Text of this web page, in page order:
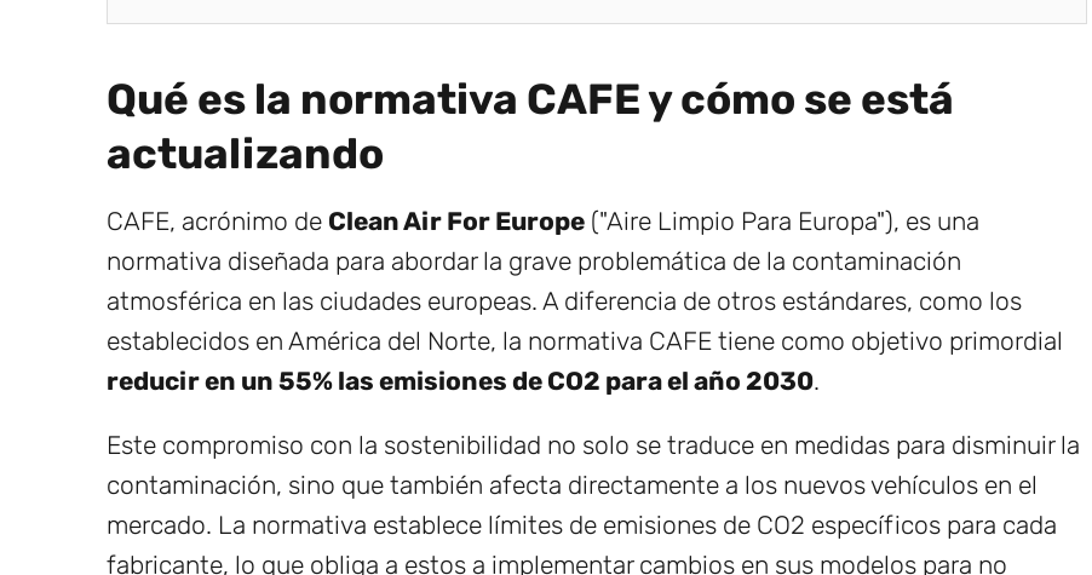
Qué es la normativa CAFE y cómo se está
actualizando
CAFE, acrónimo de Clean Air For Europe ("Aire Limpio Para Europa"), es una
normativa diseñada para abordar la grave problemática de la contaminación
atmosférica en las ciudades europeas. A diferencia de otros estándares, como los
establecidos en América del Norte, la normativa CAFE tiene como objetivo primordial
reducir en un 55% las emisiones de CO2 para el año 2030.
Este compromiso con la sostenibilidad no solo se traduce en medidas para disminuir la
contaminación, sino que también afecta directamente a los nuevos vehículos en el
mercado. La normativa establece límites de emisiones de CO2 específicos para cada
fabricante, lo que obliga a estos a implementar cambios en sus modelos para no